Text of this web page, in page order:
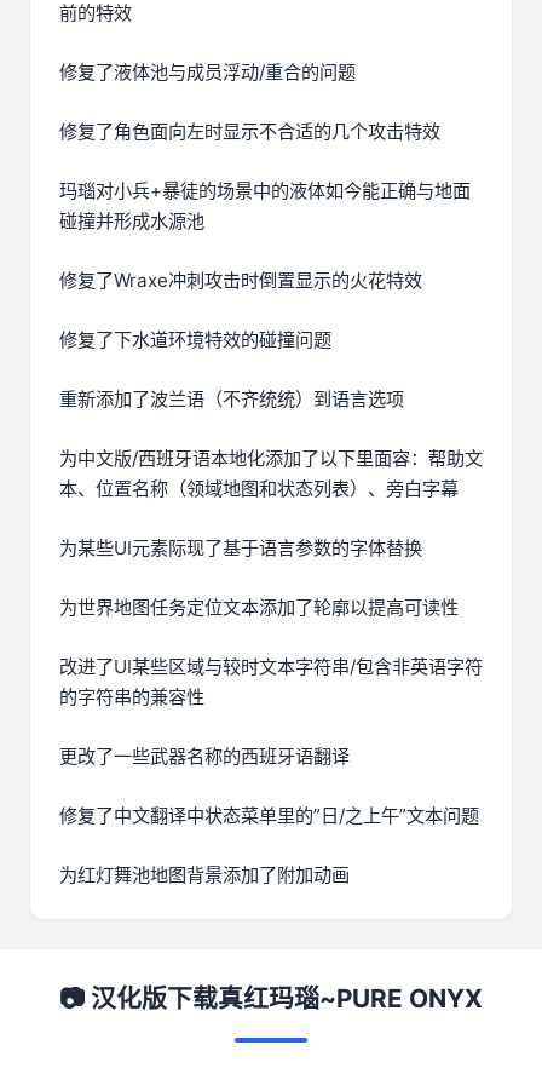
前的特效
修复了液体池与成员浮动/重合的问题
修复了角色面向左时显示不合适的几个攻击特效
玛瑙对小兵+暴徒的场景中的液体如今能正确与地面
碰撞并形成水源池
修复了Wraxe冲刺攻击时倒置显示的火花特效
修复了下水道环境特效的碰撞问题
重新添加了波兰语（不齐统统）到语言选项
为中文版/西班牙语本地化添加了以下里面容：帮助文
本、位置名称（领域地图和状态列表）、旁白字幕
为某些UI元素际现了基于语言参数的字体替换
为世界地图任务定位文本添加了轮廓以提高可读性
改进了UI某些区域与较时文本字符串/包含非英语字符
的字符串的兼容性
更改了一些武器名称的西班牙语翻译
修复了中文翻译中状态菜单里的”日/之上午”文本问题
为红灯舞池地图背景添加了附加动画
📷 汉化版下载真红玛瑙~PURE ONYX